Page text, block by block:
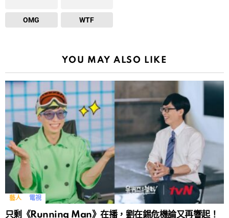
OMG WTF
YOU MAY ALSO LIKE
藝人 電視
只剩《Running Man》在播，劉在錫危機論又再響起！